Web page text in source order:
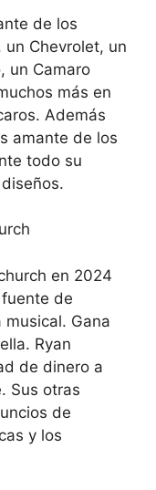
de los
un Chevrolet, un
un Camaro
más en
Además
amante de los
todo su
en 2024
de
musical. Gana
Ryan
de dinero a
Sus otras
de
y los